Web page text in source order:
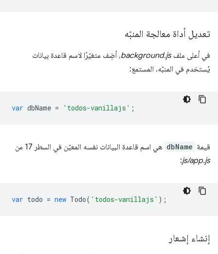
تعديل أداة معالجة المنبّه
في أعلى ملفbackground.js، أضِف متغيّرًا لاسم قاعدة بيانات
يُستخدم في المنبّه. المستمع:
var dbName = 'todos-vanillajs' ;
قيمة dbName هي اسم قاعدة البيانات نفسه المعيّن في السطر 17 من
js/app.js
:
var todo = new Todo( 'todos-vanillajs' );
إنشاء إشعار